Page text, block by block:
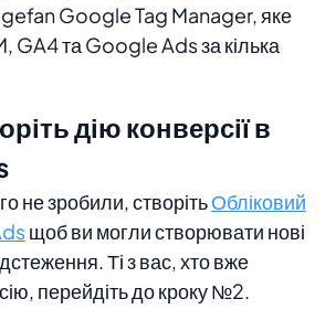
Google Tag Manager, яке
GA4 та Google Ads за кілька
дію конверсії в
не зробили, створітьОбліковий
щоб ви могли створювати нові
Ті з вас, хто вже
перейдіть до кроку №2.